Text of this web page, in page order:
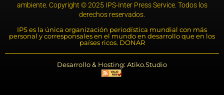
ambiente. Copyright © 2025 IPS-Inter Press Service. Todos los
derechos reservados.
IPS es la única organización periodística mundial con más
personal y corresponsales en el mundo en desarrollo que en los
países ricos. DONAR
Desarrollo & Hosting: Atiko.Studio